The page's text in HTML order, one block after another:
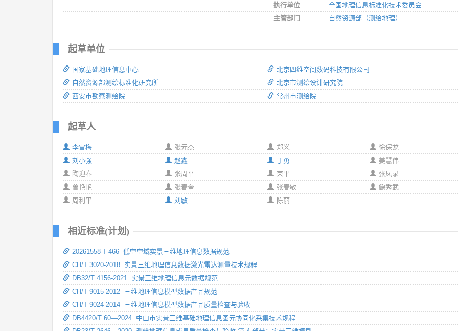
执行单位
全国地理信息标准化技术委员会
主管部门
自然资源部（测绘地理）
起草单位
国家基础地理信息中心
自然资源部测绘标准化研究所
西安市勘察测绘院
北京四维空间数码科技有限公司
北京市测绘设计研究院
常州市测绘院
起草人
李雪梅
张元杰
刘小强
赵鑫
陶迎春
张周平
曾艳艳
张春奎
周利平
刘敏
郑义
徐保龙
丁勇
姜慧伟
束平
张凤录
张春敏
鲍秀武
陈丽
相近标准(计划)
20261558-T-466 低空空域实景三维地理信息数据规范
CH/T 3020-2018 实景三维地理信息数据激光雷达测量技术规程
DB32/T 4156-2021 实景三维地理信息元数据规范
CH/T 9015-2012 三维地理信息模型数据产品规范
CH/T 9024-2014 三维地理信息模型数据产品质量检查与验收
DB4420/T 60—2024 中山市实景三维基础地理信息图元协同化采集技术规程